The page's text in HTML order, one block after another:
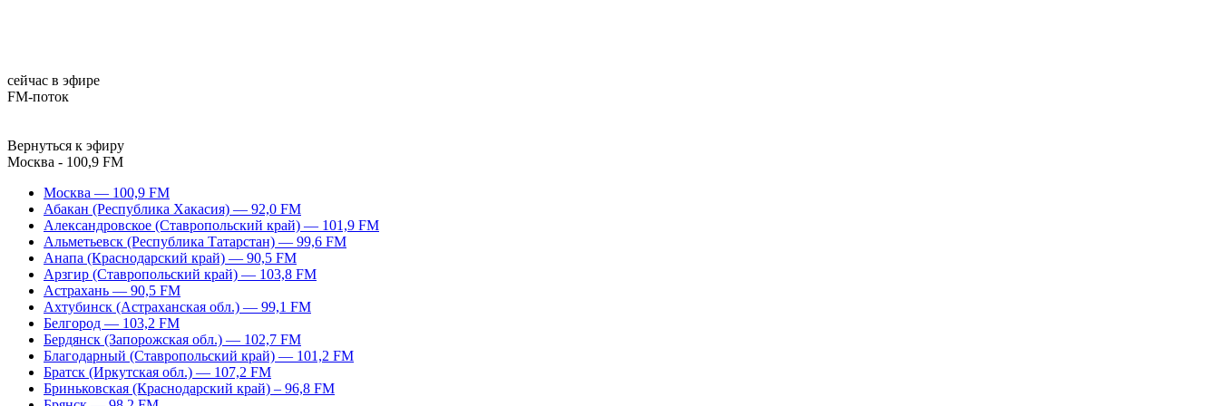
сейчас в эфире
FM-поток
Вернуться к эфиру
Москва - 100,9 FM
Москва — 100,9 FM
Абакан (Республика Хакасия) — 92,0 FM
Александровское (Ставропольский край) — 101,9 FM
Альметьевск (Республика Татарстан) — 99,6 FM
Анапа (Краснодарский край) — 90,5 FM
Арзгир (Ставропольский край) — 103,8 FM
Астрахань — 90,5 FM
Ахтубинск (Астраханская обл.) — 99,1 FM
Белгород — 103,2 FM
Бердянск (Запорожская обл.) — 102,7 FM
Благодарный (Ставропольский край) — 101,2 FM
Братск (Иркутская обл.) — 107,2 FM
Бриньковская (Краснодарский край) – 96,8 FM